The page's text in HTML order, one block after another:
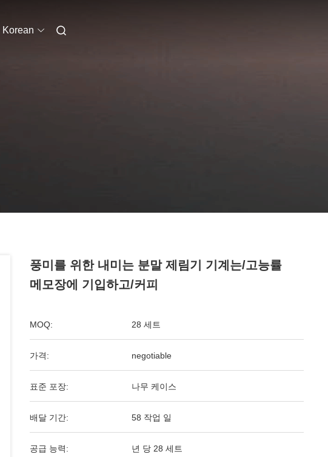
Korean
풍미를 위한 내미는 분말 제림기 기계는/고능률
메모장에 기입하고/커피
MOQ: 28 세트
가격: negotiable
표준 포장: 나무 케이스
배달 기간: 58 작업 일
공급 능력: 년 당 28 세트